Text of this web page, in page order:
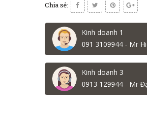
Chia sẻ:
Kinh doanh 1
091 3109944 - Mr
Kinh doanh 3
0913 129944 - Mr